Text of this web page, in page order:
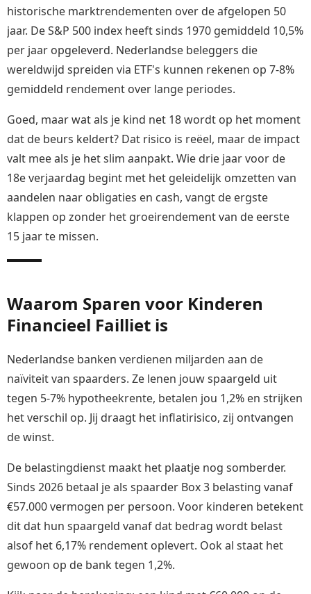
historische marktrendementen over de afgelopen 50
jaar. De S&P 500 index heeft sinds 1970 gemiddeld 10,5%
per jaar opgeleverd. Nederlandse beleggers die
wereldwijd spreiden via ETF's kunnen rekenen op 7-8%
gemiddeld rendement over lange periodes.
Goed, maar wat als je kind net 18 wordt op het moment
dat de beurs keldert? Dat risico is reëel, maar de impact
valt mee als je het slim aanpakt. Wie drie jaar voor de
18e verjaardag begint met het geleidelijk omzetten van
aandelen naar obligaties en cash, vangt de ergste
klappen op zonder het groeirendement van de eerste
15 jaar te missen.
Waarom Sparen voor Kinderen
Financieel Failliet is
Nederlandse banken verdienen miljarden aan de
naïviteit van spaarders. Ze lenen jouw spaargeld uit
tegen 5-7% hypotheekrente, betalen jou 1,2% en strijken
het verschil op. Jij draagt het inflatirisico, zij ontvangen
de winst.
De belastingdienst maakt het plaatje nog somberder.
Sinds 2026 betaal je als spaarder Box 3 belasting vanaf
€57.000 vermogen per persoon. Voor kinderen betekent
dit dat hun spaargeld vanaf dat bedrag wordt belast
alsof het 6,17% rendement oplevert. Ook al staat het
gewoon op de bank tegen 1,2%.